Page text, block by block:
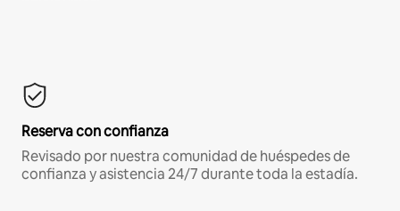
Reserva con confianza
Revisado por nuestra comunidad de huéspedes de
confianza y asistencia 24/7 durante toda la estadía.